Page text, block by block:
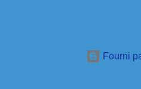
Fourni